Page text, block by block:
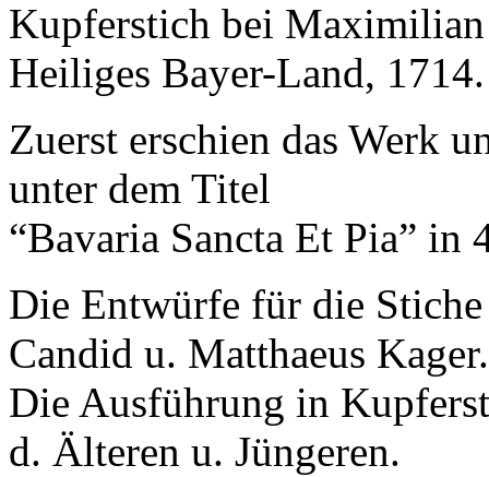
Kupferstich bei Maximilian
Heiliges Bayer-Land, 1714.
Zuerst erschien das Werk
unter dem Titel
“Bavaria Sancta Et Pia” in
Die Entwürfe für die
Candid u. Matthaeus Kager.
Die Ausführung in
d. Älteren u. Jüngeren.